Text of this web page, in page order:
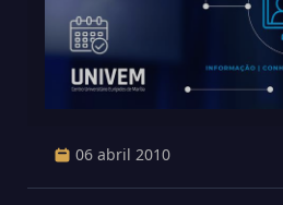
06 abril 2010